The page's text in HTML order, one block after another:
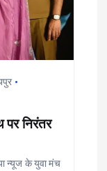
निरंतर
न्यूज के युवा मंच